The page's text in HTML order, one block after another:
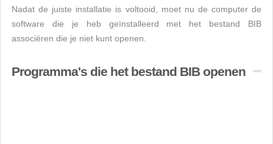
Nadat de juiste installatie is voltooid, moet nu de computer de
software die je heb geïnstalleerd met het bestand BIB
associëren die je niet kunt openen.
Programma's die het bestand BIB openen